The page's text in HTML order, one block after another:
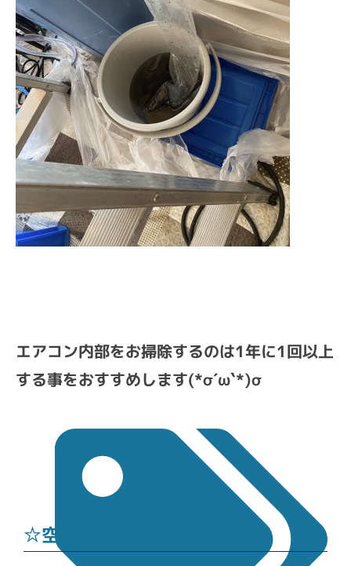
エアコン内部をお掃除するのは1年に1回以上
する事をおすすめします(*σ´ω`*)σ
☆空気清浄機